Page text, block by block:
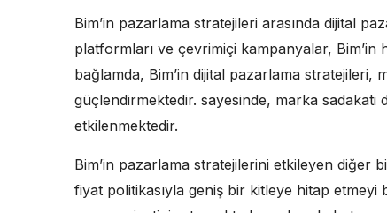
Bim’in pazarlama stratejileri arasında dijital
platformları ve çevrimiçi kampanyalar,
bağlamda, Bim’in dijital pazarlama stratejileri,
güçlendirmektedir. sayesinde, marka
etkilenmektedir.
Bim’in pazarlama stratejilerini etkileyen diğer
fiyat politikasıyla geniş bir kitleye hitap etmeyi